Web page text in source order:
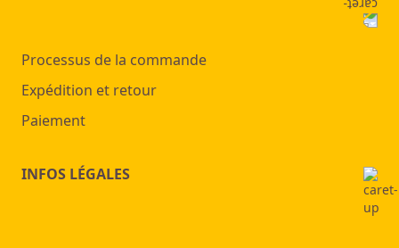
Processus de la commande
Expédition et retour
Paiement
INFOS LÉGALES